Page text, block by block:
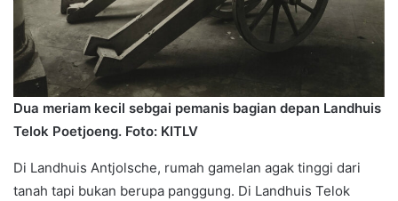
Dua meriam kecil sebgai pemanis bagian depan Landhuis
Telok Poetjoeng. Foto: KITLV
Di Landhuis Antjolsche, rumah gamelan agak tinggi dari
tanah tapi bukan berupa panggung. Di Landhuis Telok